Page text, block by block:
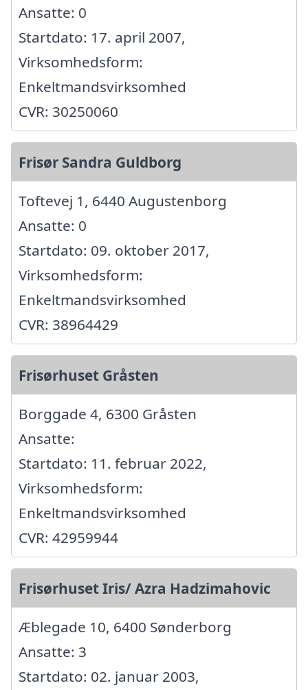
Ansatte: 0
Startdato: 17. april 2007,
Virksomhedsform:
Enkeltmandsvirksomhed
CVR: 30250060
Frisør Sandra Guldborg
Toftevej 1, 6440 Augustenborg
Ansatte: 0
Startdato: 09. oktober 2017,
Virksomhedsform:
Enkeltmandsvirksomhed
CVR: 38964429
Frisørhuset Gråsten
Borggade 4, 6300 Gråsten
Ansatte:
Startdato: 11. februar 2022,
Virksomhedsform:
Enkeltmandsvirksomhed
CVR: 42959944
Frisørhuset Iris/ Azra Hadzimahovic
Æblegade 10, 6400 Sønderborg
Ansatte: 3
Startdato: 02. januar 2003,